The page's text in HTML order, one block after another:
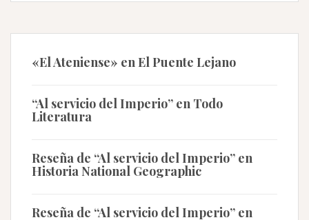
«El Ateniense» en El Puente Lejano
“Al servicio del Imperio” en Todo
Literatura
Reseña de “Al servicio del Imperio” en
Historia National Geographic
Reseña de “Al servicio del Imperio” en